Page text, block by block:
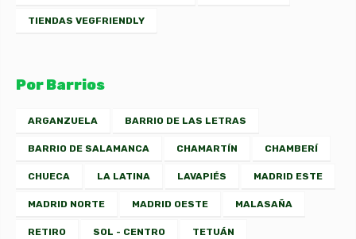
TIENDAS VEGFRIENDLY
Por Barrios
ARGANZUELA BARRIO DE LAS LETRAS
BARRIO DE SALAMANCA CHAMARTÍN CHAMBERÍ
CHUECA LA LATINA LAVAPIÉS MADRID ESTE
MADRID NORTE MADRID OESTE MALASAÑA
RETIRO SOL - CENTRO TETUÁN